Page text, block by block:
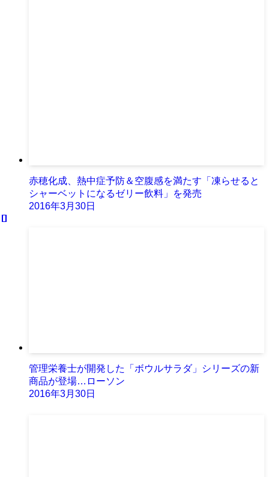
赤穂化成、熱中症予防＆空腹感を満たす「凍らせると
シャーベットになるゼリー飲料」を発売
2016年3月30日
管理栄養士が開発した「ボウルサラダ」シリーズの新
商品が登場…ローソン
2016年3月30日